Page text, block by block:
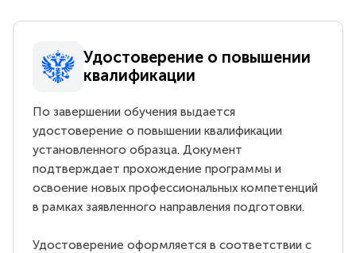
Удостоверение о повышении
квалификации
По завершении обучения выдается
удостоверение о повышении квалификации
установленного образца. Документ
подтверждает прохождение программы и
освоение новых профессиональных компетенций
в рамках заявленного направления подготовки.
Удостоверение оформляется в соответствии с